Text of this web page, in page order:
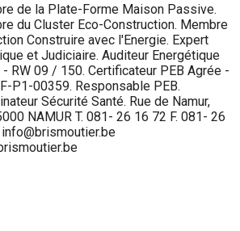
de la Plate-Forme Maison Passive.
du Cluster Eco-Construction. Membre
Construire avec l'Energie. Expert
et Judiciaire. Auditeur Energétique
RW 09 / 150. Certificateur PEB Agrée -
P1-00359. Responsable PEB.
Sécurité Santé. Rue de Namur,
NAMUR T. 081- 26 16 72 F. 081- 26